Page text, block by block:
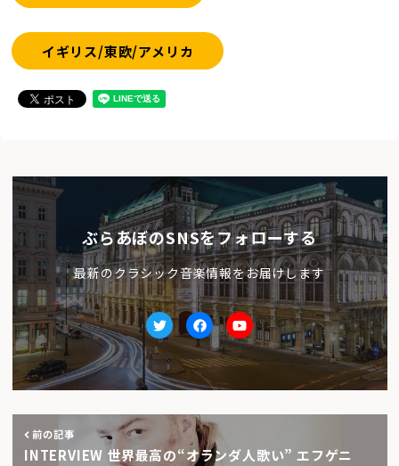
イギリス/東欧/アメリカ
ぶらあぼのSNSをフォローする
最新のクラシック音楽情報をお届けします
TwitterfacebookYoutube
前の記事
INTERVIEW 世界最高の“オランダ人歌い” エフゲニ